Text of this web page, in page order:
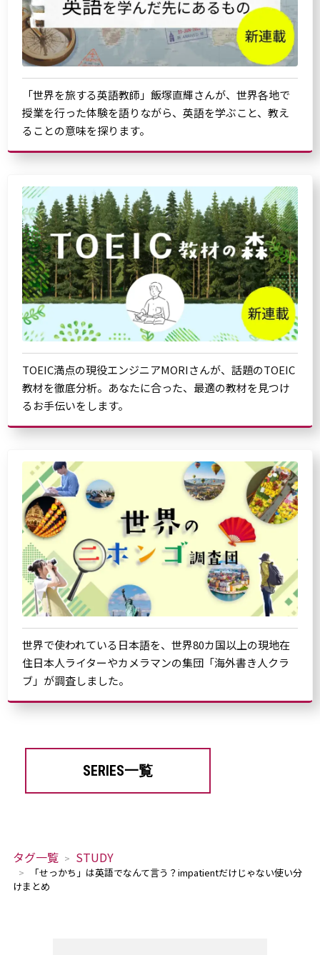
「世界を旅する英語教師」飯塚直輝さんが、世界各地で
授業を行った体験を語りながら、英語を学ぶこと、教え
ることの意味を探ります。
TOEIC満点の現役エンジニアMORIさんが、話題のTOEIC
教材を徹底分析。あなたに合った、最適の教材を見つけ
るお手伝いをします。
世界で使われている日本語を、世界80カ国以上の現地在
住日本人ライターやカメラマンの集団「海外書き人クラ
ブ」が調査しました。
SERIES一覧
タグ一覧 STUDY
「せっかち」は英語でなんて言う？impatientだけじゃない使い分
けまとめ